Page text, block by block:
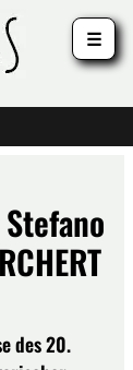
Stefano
des 20.
☰